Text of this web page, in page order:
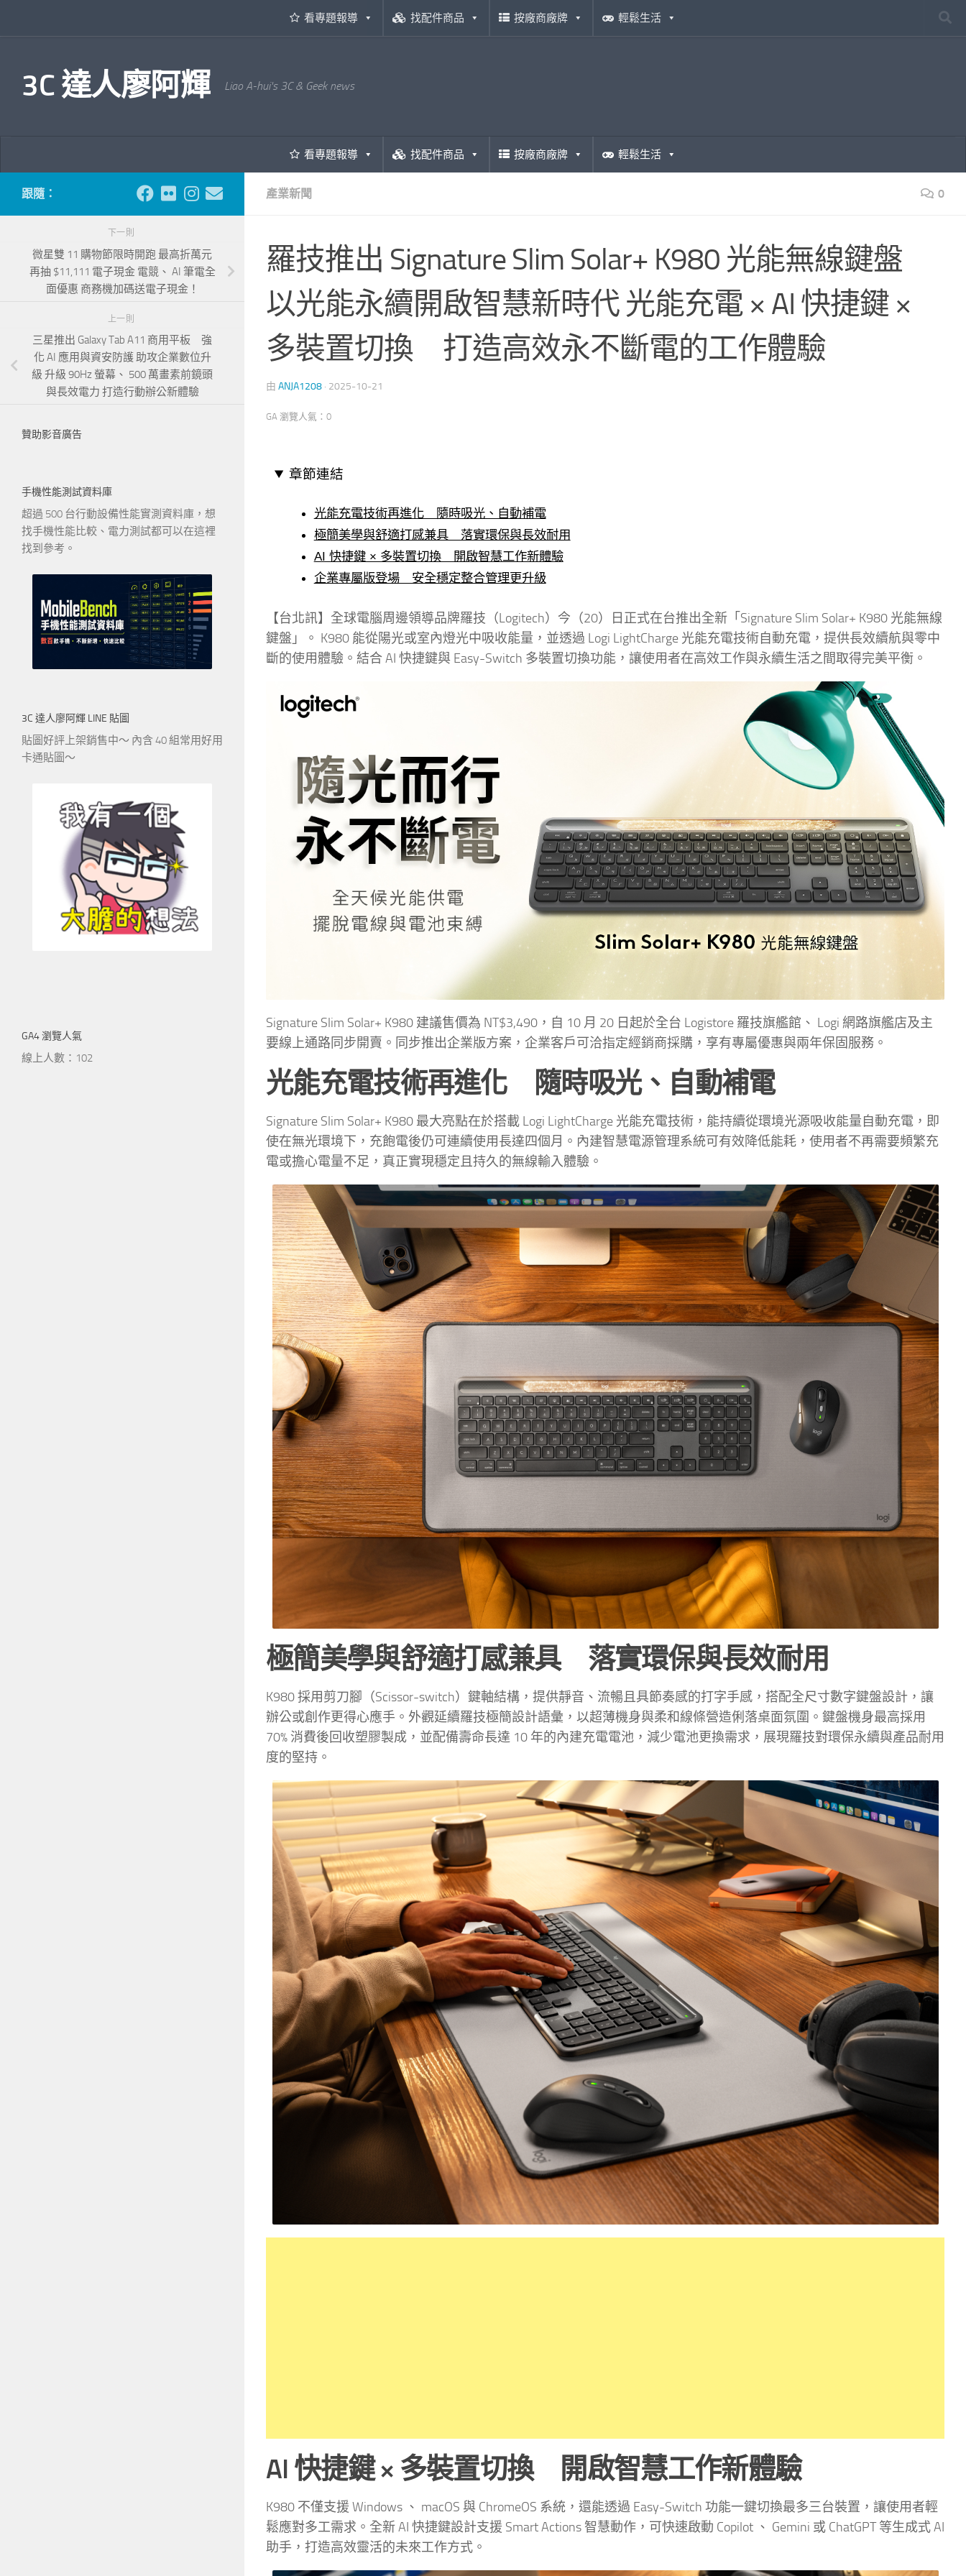
看專題報導 找配件商品 按廠商廠牌 輕鬆生活
3C 達人廖阿輝 Liao A-hui's 3C & Geek news
看專題報導 找配件商品 按廠商廠牌 輕鬆生活
產業新聞 0
羅技推出 Signature Slim Solar+ K980 光能無線鍵盤
以光能永續開啟智慧新時代 光能充電 × AI 快捷鍵 ×
多裝置切換 打造高效永不斷電的工作體驗
由 ANJA1208 · 2025-10-21
GA 瀏覽人氣：0
章節連結
光能充電技術再進化 隨時吸光、自動補電
極簡美學與舒適打感兼具 落實環保與長效耐用
AI 快捷鍵 × 多裝置切換 開啟智慧工作新體驗
企業專屬版登場 安全穩定整合管理更升級
【台北訊】全球電腦周邊領導品牌羅技（Logitech）今（20）日正式在台推出全新「Signature Slim Solar+ K980 光能無線
鍵盤」。 K980 能從陽光或室內燈光中吸收能量，並透過 Logi LightCharge 光能充電技術自動充電，提供長效續航與零中
斷的使用體驗。結合 AI 快捷鍵與 Easy-Switch 多裝置切換功能，讓使用者在高效工作與永續生活之間取得完美平衡。
Signature Slim Solar+ K980 建議售價為 NT$3,490，自 10 月 20 日起於全台 Logistore 羅技旗艦館、 Logi 網路旗艦店及主
要線上通路同步開賣。同步推出企業版方案，企業客戶可洽指定經銷商採購，享有專屬優惠與兩年保固服務。
光能充電技術再進化 隨時吸光、自動補電
Signature Slim Solar+ K980 最大亮點在於搭載 Logi LightCharge 光能充電技術，能持續從環境光源吸收能量自動充電，即
使在無光環境下，充飽電後仍可連續使用長達四個月。內建智慧電源管理系統可有效降低能耗，使用者不再需要頻繁充
電或擔心電量不足，真正實現穩定且持久的無線輸入體驗。
極簡美學與舒適打感兼具 落實環保與長效耐用
K980 採用剪刀腳（Scissor-switch）鍵軸結構，提供靜音、流暢且具節奏感的打字手感，搭配全尺寸數字鍵盤設計，讓
辦公或創作更得心應手。外觀延續羅技極簡設計語彙，以超薄機身與柔和線條營造俐落桌面氛圍。鍵盤機身最高採用
70% 消費後回收塑膠製成，並配備壽命長達 10 年的內建充電電池，減少電池更換需求，展現羅技對環保永續與產品耐用
度的堅持。
AI 快捷鍵 × 多裝置切換 開啟智慧工作新體驗
K980 不僅支援 Windows 、 macOS 與 ChromeOS 系統，還能透過 Easy-Switch 功能一鍵切換最多三台裝置，讓使用者輕
鬆應對多工需求。全新 AI 快捷鍵設計支援 Smart Actions 智慧動作，可快速啟動 Copilot 、 Gemini 或 ChatGPT 等生成式 AI
助手，打造高效靈活的未來工作方式。
跟隨：
下一則
微星雙 11 購物節限時開跑 最高折萬元
再抽 $11,111 電子現金 電競、 AI 筆電全
面優惠 商務機加碼送電子現金！
上一則
三星推出 Galaxy Tab A11 商用平板 強
化 AI 應用與資安防護 助攻企業數位升
級 升級 90Hz 螢幕、 500 萬畫素前鏡頭
與長效電力 打造行動辦公新體驗
贊助影音廣告
手機性能測試資料庫
超過 500 台行動設備性能實測資料庫，想
找手機性能比較、電力測試都可以在這裡
找到參考。
3C 達人廖阿輝 LINE 貼圖
貼圖好評上架銷售中～ 內含 40 組常用好用
卡通貼圖～
GA4 瀏覽人氣
線上人數：102